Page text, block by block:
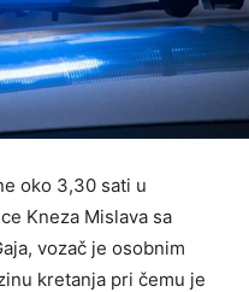
oko 3,30 sati u
Kneza Mislava sa
vozač je osobnim
kretanja pri čemu je